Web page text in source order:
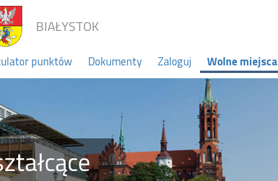
BIAŁYSTOK
punktów Dokumenty Zaloguj Wolne miejsca